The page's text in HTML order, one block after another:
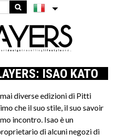
ISAO KATO
diverse edizioni di Pitti
che il suo stile, il suo savoir
incontro. Isao è un
di alcuni negozi di